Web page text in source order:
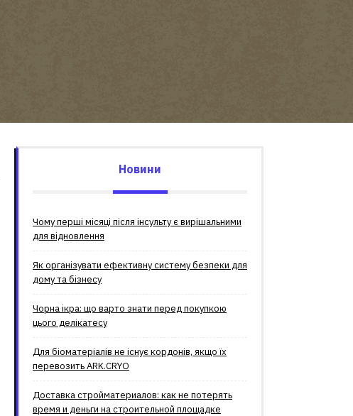
Новини
Чому перші місяці після інсульту є вирішальними
для відновлення
Як організувати ефективну систему безпеки для
дому та бізнесу
Чорна ікра: що варто знати перед покупкою
цього делікатесу
Для біоматеріалів не існує кордонів, якщо їх
перевозить ARK.CRYO
Доставка стройматериалов: как не потерять
время и деньги на строительной площадке